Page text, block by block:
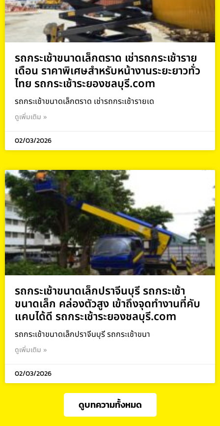
รถกระเช้าขนาดเล็กตราด เช่ารถกระเช้าราย
เดือน ราคาพิเศษสำหรับหน้างานระยะยาวทั่ว
ไทย รถกระเช้าระยองชลบุรี.com
รถกระเช้าขนาดเล็กตราด เช่ารถกระเช้ารายเด
ดูเพิ่มเติม »
02/03/2026
รถกระเช้าขนาดเล็กปราจีนบุรี รถกระเช้า
ขนาดเล็ก คล่องตัวสูง เข้าถึงจุดทำงานที่คับ
แคบได้ดี รถกระเช้าระยองชลบุรี.com
รถกระเช้าขนาดเล็กปราจีนบุรี รถกระเช้าขนา
ดูเพิ่มเติม »
02/03/2026
ดูบทความทั้งหมด